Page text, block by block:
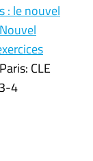
: le nouvel
CLE
4